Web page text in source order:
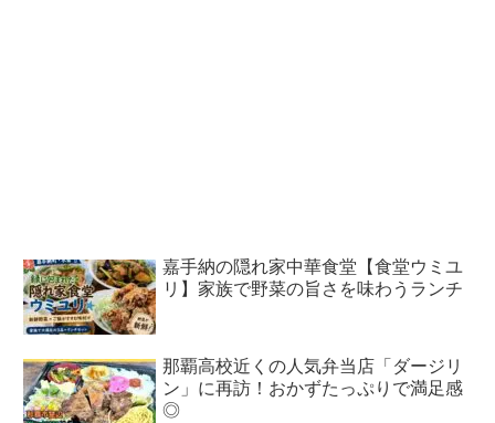
嘉手納の隠れ家中華食堂【食堂ウミユ
リ】家族で野菜の旨さを味わうランチ
那覇高校近くの人気弁当店「ダージリ
ン」に再訪！おかずたっぷりで満足感
◎